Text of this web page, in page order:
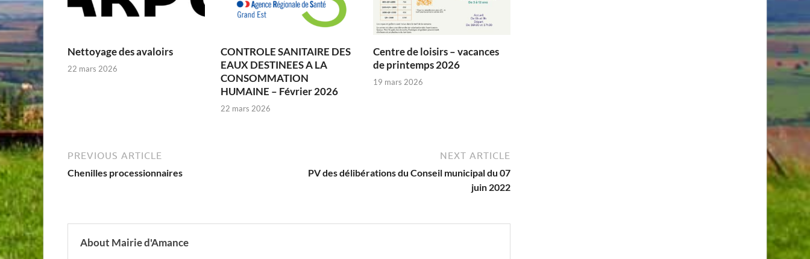
Nettoyage des avaloirs
22 mars 2026
CONTROLE SANITAIRE DES
EAUX DESTINEES A LA
CONSOMMATION
HUMAINE – Février 2026
22 mars 2026
Centre de loisirs – vacances
de printemps 2026
19 mars 2026
PREVIOUS ARTICLE
Chenilles processionnaires
NEXT ARTICLE
PV des délibérations du Conseil municipal du 07
juin 2022
About Mairie d'Amance